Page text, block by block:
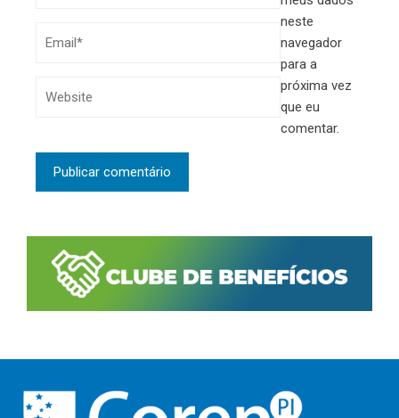
neste
navegador
para a
próxima vez
que eu
comentar.